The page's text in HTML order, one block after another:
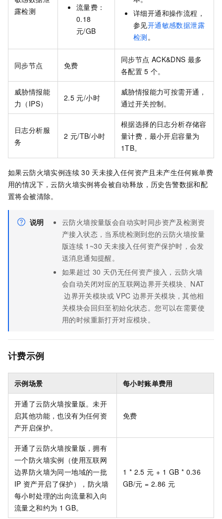
露检测
流量费：
0.18
元/GB
详细开通和操作流程，
参见开通敏感数据泄露
检测。
同步节点 免费
同步节点 ACK&DNS 最多
各配置 5 个。
威胁情报能
力（IPS）
2.5 元/小时
威胁情报能力可按需开通，
通过开关控制。
日志分析服
务
2 元/TB/小时
根据选择的日志分析存储容
量计费，最小开启容量为
1TB。
如果云防火墙实例连续 30 天未接入任何资产且未产生任何账单费
用的情况下，云防火墙实例将会被自动释放，历史告警数据和配
置将会被清除。
说明
云防火墙按量版会自动实时同步资产及检测资
产接入状态，当系统检测到您的云防火墙按量
版连续 1~30 天未接入任何资产保护时，会发
送消息通知提醒。
如果超过 30 天仍无任何资产接入，云防火墙
会自动关闭对应的互联网边界开关模块、NAT
边界开关模块或 VPC 边界开关模块，其他相
关模块会回归至初始化状态。您可以在需要使
用的时候重新打开对应模块。
计费示例
示例场景 每小时账单费用
开通了云防火墙按量版。未开
启其他功能，也没有为任何资
产开启保护。
免费
开通了云防火墙按量版 ，拥有
一个防火墙实例（使用互联网
边界防火墙为同一地域的一批
IP 资产开启了保护），防火墙
每小时处理的出向流量和入向
流量之和约为 1 GB。
1 * 2.5 元 + 1 GB * 0.36
GB/元 = 2.86 元